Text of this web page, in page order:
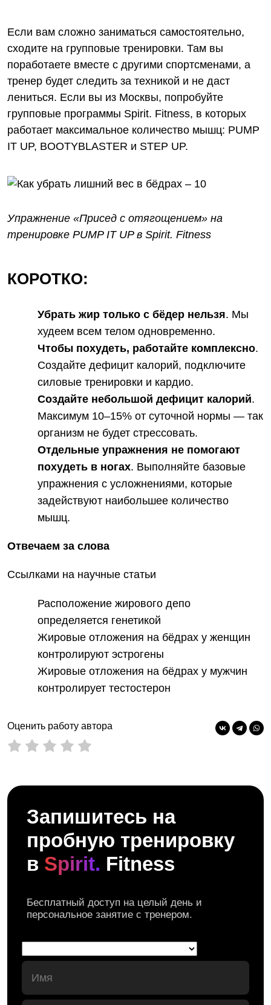
Если вам сложно заниматься самостоятельно,
сходите на групповые тренировки. Там вы
поработаете вместе с другими спортсменами, а
тренер будет следить за техникой и не даст
лениться. Если вы из Москвы, попробуйте
групповые программы Spirit. Fitness, в которых
работает максимальное количество мышц: PUMP
IT UP, BOOTYBLASTER и STEP UP.
Упражнение «Присед с отягощением» на
тренировке PUMP IT UP в Spirit. Fitness
КОРОТКО:
Убрать жир только с бёдер нельзя. Мы
худеем всем телом одновременно.
Чтобы похудеть, работайте комплексно.
Создайте дефицит калорий, подключите
силовые тренировки и кардио.
Создайте небольшой дефицит калорий.
Максимум 10–15% от суточной нормы — так
организм не будет стрессовать.
Отдельные упражнения не помогают
похудеть в ногах. Выполняйте базовые
упражнения с усложнениями, которые
задействуют наибольшее количество
мышц.
Отвечаем за слова
Ссылками на научные статьи
Расположение жирового депо
определяется генетикой
Жировые отложения на бёдрах у женщин
контролируют эстрогены
Жировые отложения на бёдрах у мужчин
контролирует тестостерон
Оценить работу автора
Запишитесь на
пробную тренировку
в Spirit. Fitness
Бесплатный доступ на целый день и
персональное занятие с тренером.